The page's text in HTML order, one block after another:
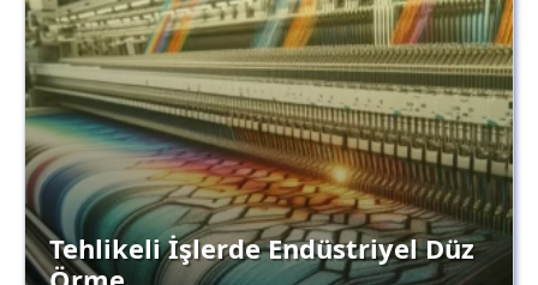
Tehlikeli İşlerde Endüstriyel Düz